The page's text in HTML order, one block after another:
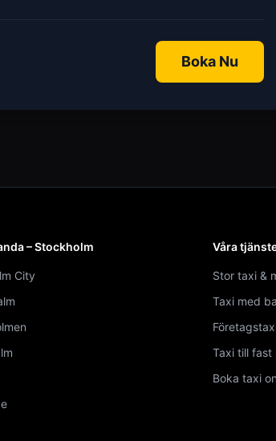
Boka Nu
– Stockholm
City
Våra
Stor taxi &
Taxi med
Taxi till fast
Boka taxi